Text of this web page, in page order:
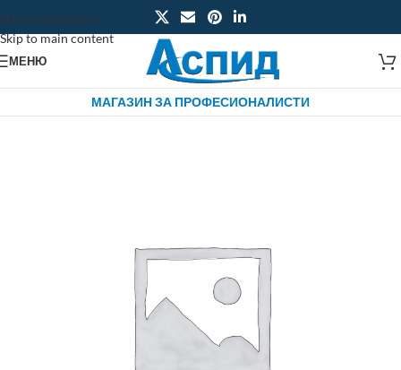
Skip to navigation
Skip to main content
МЕНЮ
МАГАЗИН ЗА ПРОФЕСИОНАЛИСТИ